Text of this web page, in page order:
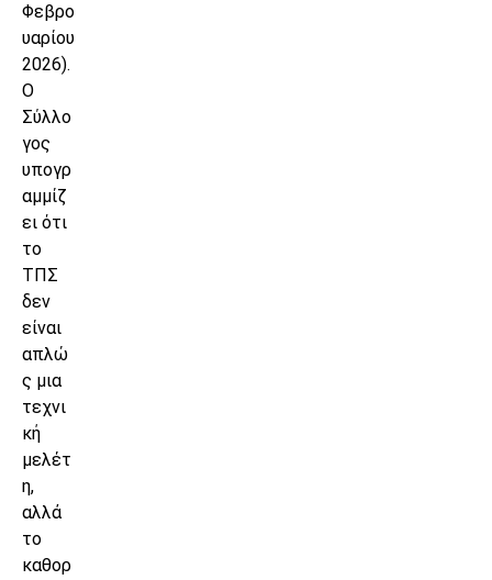
Φεβρο
υαρίου
2026).
Ο
Σύλλο
γος
υπογρ
αμμίζ
ει ότι
το
ΤΠΣ
δεν
είναι
απλώ
ς μια
τεχνι
κή
μελέτ
η,
αλλά
το
καθορ